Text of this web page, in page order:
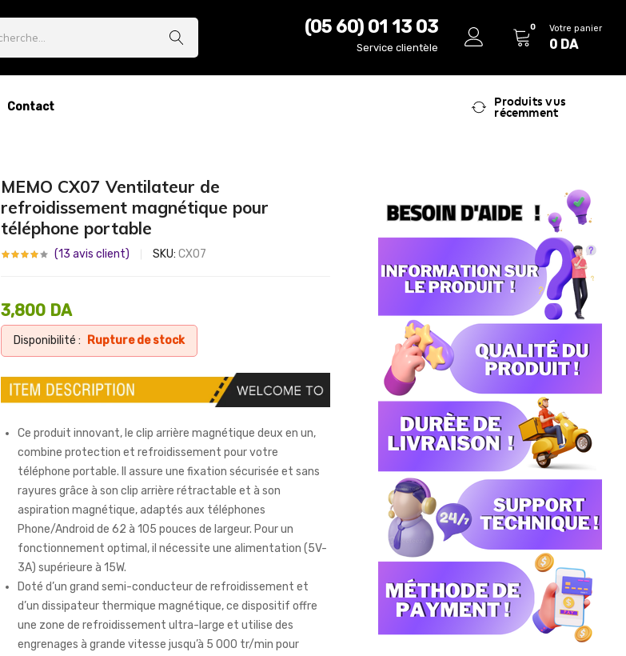
(05 60) 01 13 03
Service clientèle
0 Votre panier
0 DA
Contact
Produits vus
récemment
MEMO CX07 Ventilateur de
refroidissement magnétique pour
téléphone portable
(13 avis client) SKU: CX07
3,800 DA
Disponibilité : Rupture de stock
Ce produit innovant, le clip arrière magnétique deux en un,
combine protection et refroidissement pour votre
téléphone portable. Il assure une fixation sécurisée et sans
rayures grâce à son clip arrière rétractable et à son
aspiration magnétique, adaptés aux téléphones
Phone/Android de 62 à 105 pouces de largeur. Pour un
fonctionnement optimal, il nécessite une alimentation (5V-
3A) supérieure à 15W.
Doté d’un grand semi-conducteur de refroidissement et
d’un dissipateur thermique magnétique, ce dispositif offre
une zone de refroidissement ultra-large et utilise des
engrenages à grande vitesse jusqu’à 5 000 tr/min pour